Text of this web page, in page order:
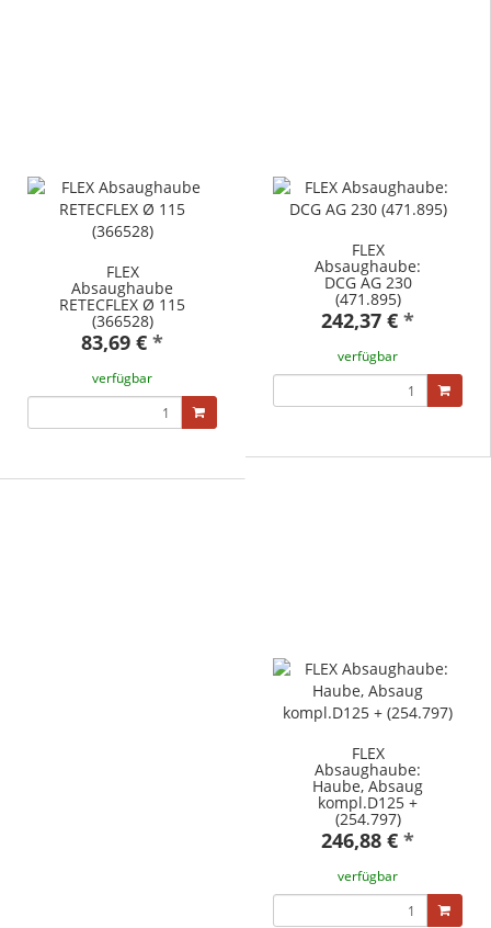
FLEX
Absaughaube
RETECFLEX Ø 115
(366528)
83,69 € *
verfügbar
FLEX
Absaughaube:
DCG AG 230
(471.895)
242,37 € *
verfügbar
FLEX
Absaughaube:
Haube, Absaug
kompl.D125 +
(254.797)
246,88 € *
verfügbar